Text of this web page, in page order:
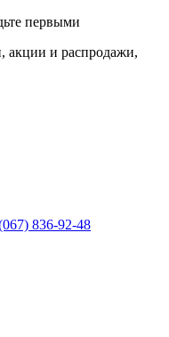
первыми
акции и распродажи,
836-92-48